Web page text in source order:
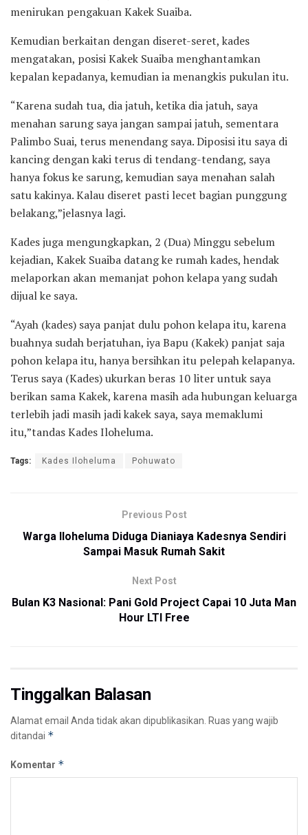
menirukan pengakuan Kakek Suaiba.
Kemudian berkaitan dengan diseret-seret, kades
mengatakan, posisi Kakek Suaiba menghantamkan
kepalan kepadanya, kemudian ia menangkis pukulan itu.
“Karena sudah tua, dia jatuh, ketika dia jatuh, saya
menahan sarung saya jangan sampai jatuh, sementara
Palimbo Suai, terus menendang saya. Diposisi itu saya di
kancing dengan kaki terus di tendang-tendang, saya
hanya fokus ke sarung, kemudian saya menahan salah
satu kakinya. Kalau diseret pasti lecet bagian punggung
belakang,”jelasnya lagi.
Kades juga mengungkapkan, 2 (Dua) Minggu sebelum
kejadian, Kakek Suaiba datang ke rumah kades, hendak
melaporkan akan memanjat pohon kelapa yang sudah
dijual ke saya.
“Ayah (kades) saya panjat dulu pohon kelapa itu, karena
buahnya sudah berjatuhan, iya Bapu (Kakek) panjat saja
pohon kelapa itu, hanya bersihkan itu pelepah kelapanya.
Terus saya (Kades) ukurkan beras 10 liter untuk saya
berikan sama Kakek, karena masih ada hubungan keluarga
terlebih jadi masih jadi kakek saya, saya memaklumi
itu,”tandas Kades Iloheluma.
Tags: Kades Iloheluma Pohuwato
Previous Post
Warga Iloheluma Diduga Dianiaya Kadesnya Sendiri
Sampai Masuk Rumah Sakit
Next Post
Bulan K3 Nasional: Pani Gold Project Capai 10 Juta Man
Hour LTI Free
Tinggalkan Balasan
Alamat email Anda tidak akan dipublikasikan. Ruas yang wajib
ditandai *
Komentar *